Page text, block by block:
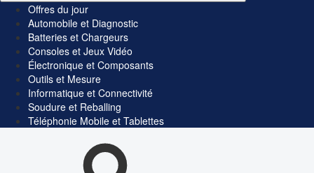
Offres du jour
Automobile et Diagnostic
Batteries et Chargeurs
Consoles et Jeux Vidéo
Électronique et Composants
Outils et Mesure
Informatique et Connectivité
Soudure et Reballing
Téléphonie Mobile et Tablettes